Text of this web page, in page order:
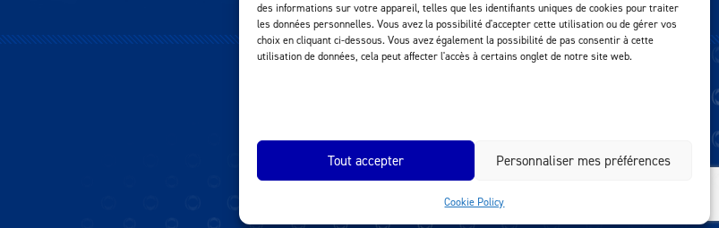
des informations sur votre appareil, telles que les identifiants uniques de cookies pour traiter
les données personnelles. Vous avez la possibilité d'accepter cette utilisation ou de gérer vos
choix en cliquant ci-dessous. Vous avez également la possibilité de pas consentir à cette
utilisation de données, cela peut affecter l'accès à certains onglet de notre site web.
Tout accepter Personnaliser mes préférences
Cookie Policy